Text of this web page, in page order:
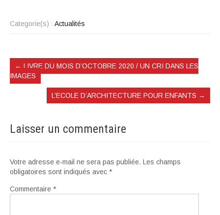
Categorie(s) : Actualités
← LIVRE DU MOIS D’OCTOBRE 2020 / UN CRI DANS LES
IMAGES
L’ECOLE D’ARCHITECTURE POUR ENFANTS →
Laisser un commentaire
Votre adresse e-mail ne sera pas publiée. Les champs
obligatoires sont indiqués avec *
Commentaire *